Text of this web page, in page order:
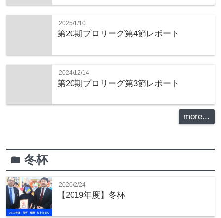
2025/1/10
第20期プロリーグ第4節レポート
2024/12/14
第20期プロリーグ第3節レポート
more...
folder冬杯
2020/2/24
【2019年度】冬杯